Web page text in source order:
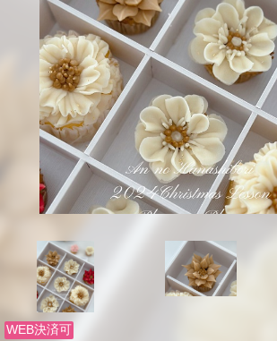
WEB決済可